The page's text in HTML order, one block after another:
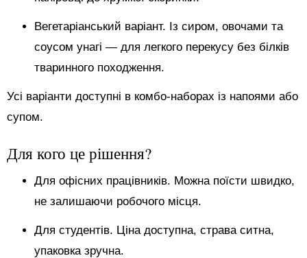
Вегетаріанський варіант. Із сиром, овочами та
соусом унагі — для легкого перекусу без білків
тваринного походження.
Усі варіанти доступні в комбо-наборах із напоями або
супом.
Для кого це рішення?
Для офісних працівників. Можна поїсти швидко,
не залишаючи робочого місця.
Для студентів. Ціна доступна, страва ситна,
упаковка зручна.